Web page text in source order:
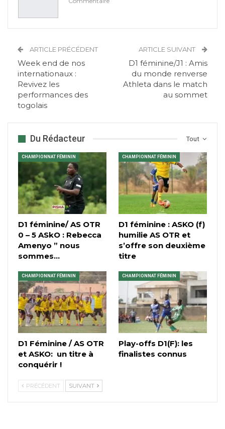
ARTICLE PRÉCÉDENT
Week end de nos
internationaux :
Revivez les
performances des
togolais
ARTICLE SUIVANT
D1 féminine/J1 : Amis
du monde renverse
Athleta dans le match
au sommet
Tout
Du Rédacteur
CHAMPIONNAT FÉMININ
D1 féminine/ AS OTR
0 – 5 ASkO : Rebecca
Amenyo ” nous
sommes…
CHAMPIONNAT FÉMININ
D1 féminine : ASKO (f)
humilie AS OTR et
s’offre son deuxième
titre
CHAMPIONNAT FÉMININ
D1 Féminine / AS OTR
et ASKO: un titre à
conquérir !
CHAMPIONNAT FÉMININ
Play-offs D1(F): les
finalistes connus
PRÉCÉDENT SUIVANT